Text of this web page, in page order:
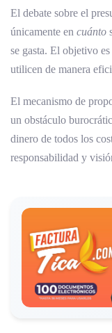
El debate sobre el
únicamente en cuánto
se gasta. El objetivo
utilicen de manera
El mecanismo de
un obstáculo
dinero de todos los
responsabilidad y